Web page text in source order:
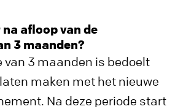
afloop van de
3 maanden?
van 3 maanden is bedoelt
maken met het nieuwe
Na deze periode start